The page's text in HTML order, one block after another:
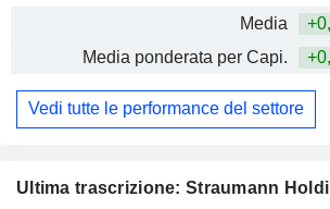
Ultima trascrizione: Straumann
Media
Media ponderata per Capi.
Vedi tutte le performance del settore